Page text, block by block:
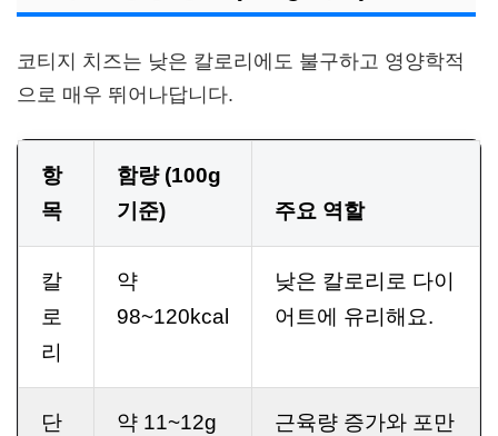
코티지 치즈는 낮은 칼로리에도 불구하고 영양학적
으로 매우 뛰어나답니다.
항
목
함량 (100g
기준)
주요 역할
칼
로
리
약
98~120kcal
낮은 칼로리로 다이
어트에 유리해요.
단
약 11~12g
근육량 증가와 포만